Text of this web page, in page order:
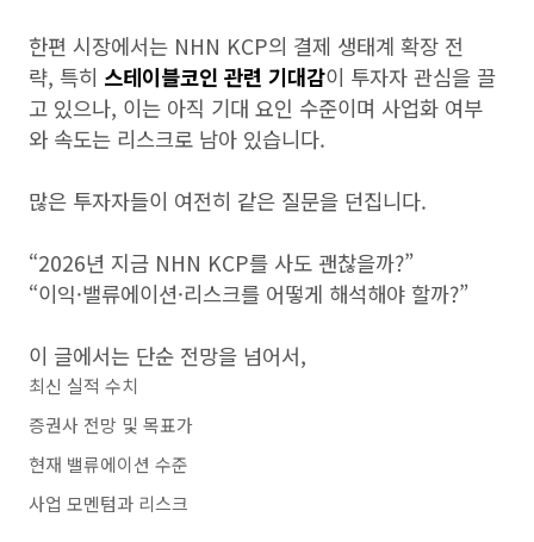
한편 시장에서는 NHN KCP의 결제 생태계 확장 전
략, 특히 스테이블코인 관련 기대감이 투자자 관심을 끌
고 있으나, 이는 아직 기대 요인 수준이며 사업화 여부
와 속도는 리스크로 남아 있습니다.
많은 투자자들이 여전히 같은 질문을 던집니다.
“2026년 지금 NHN KCP를 사도 괜찮을까?”
“이익·밸류에이션·리스크를 어떻게 해석해야 할까?”
이 글에서는 단순 전망을 넘어서,
최신 실적 수치
증권사 전망 및 목표가
현재 밸류에이션 수준
사업 모멘텀과 리스크